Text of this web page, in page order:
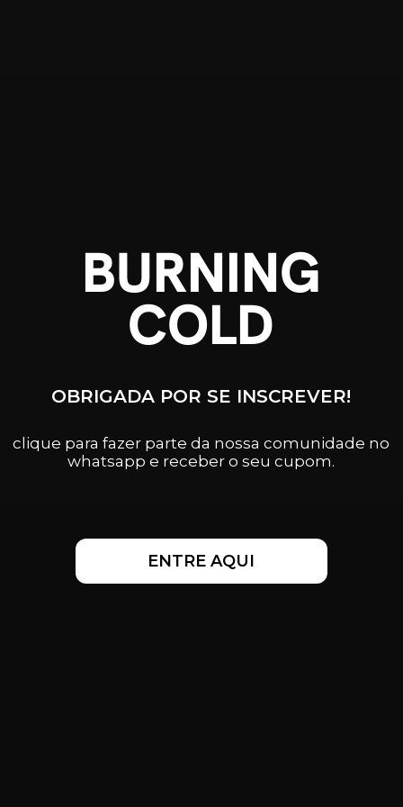
BURNING
COLD
OBRIGADA POR SE INSCREVER!
clique para fazer parte da nossa comunidade no
whatsapp e receber o seu cupom.
ENTRE AQUI